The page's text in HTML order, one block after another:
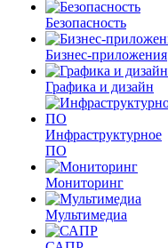
Безопасность
Бизнес-приложения
Графика и дизайн
Инфраструктурное
ПО
Мониторинг
Мультимедиа